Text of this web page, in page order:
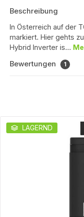
Beschreibung
In Österreich auf der
markiert. Hier gehts
Hybrid Inverter is…
Bewertungen 1
Produktgalerie
LAGERND